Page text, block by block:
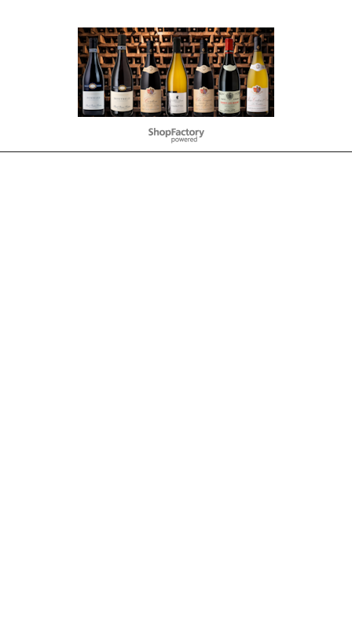
To create online store
ShopFactory eCommerce